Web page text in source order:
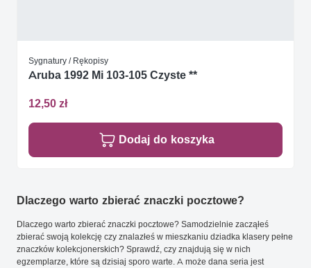
Sygnatury / Rękopisy
Aruba 1992 Mi 103-105 Czyste **
12,50 zł
Dodaj do koszyka
Dlaczego warto zbierać znaczki pocztowe?
Dlaczego warto zbierać znaczki pocztowe? Samodzielnie zacząłeś
zbierać swoją kolekcję czy znalazłeś w mieszkaniu dziadka klasery pełne
znaczków kolekcjonerskich? Sprawdź, czy znajdują się w nich
egzemplarze, które są dzisiaj sporo warte. A może dana seria jest